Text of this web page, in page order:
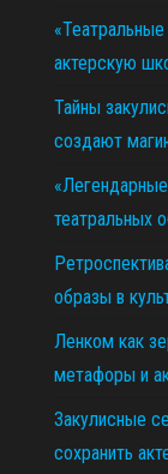
актерскую
Тайны
создают
театральных
образы в
Ленком как
метафоры и
Закулисные
сохранить